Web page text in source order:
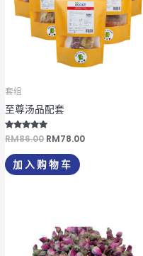
套组
至尊汤品配套
评分
5.00
&sol; 5
RM86.00 RM78.00
加入购物车